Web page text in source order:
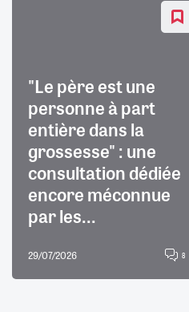
"Le père est une
personne à part
entière dans la
grossesse" : une
consultation dédiée
encore méconnue
par les...
29/07/2026 8